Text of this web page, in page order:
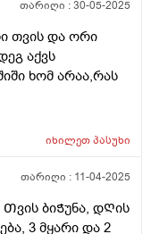
თარიღი :30-05-2025
თვის და ორი
აქვს
ხომ არაა,რას
იხილეთპასუხი
თარიღი : 11-04-2025
ბიᲭუნა, დᲦის
3 მყარი და 2